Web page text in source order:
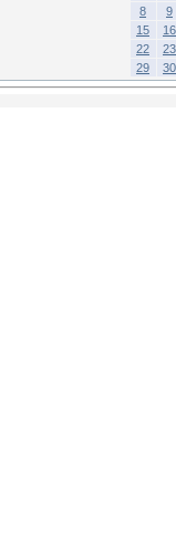
8
9
15
16
22
23
29
30